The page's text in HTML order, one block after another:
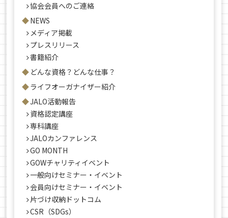
協会会員へのご連絡
NEWS
メディア掲載
プレスリリース
書籍紹介
どんな資格？どんな仕事？
ライフオーガナイザー紹介
JALO活動報告
資格認定講座
専科講座
JALOカンファレンス
GO MONTH
GOWチャリティイベント
一般向けセミナー・イベント
会員向けセミナー・イベント
片づけ収納ドットコム
CSR（SDGs）